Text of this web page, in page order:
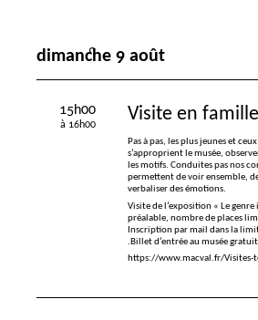
dimanche 9 août
15h00
à 16h00
Visite en famille
Pas à pas, les plus jeunes et
s’approprient le musée,
les motifs. Conduites pas nos
permettent de voir ensemble,
verbaliser des émotions.
Visite de l’exposition « Le genre
préalable, nombre de places
Inscription par mail dans la
.Billet d’entrée au musée
https://www.macval.fr/Visites-